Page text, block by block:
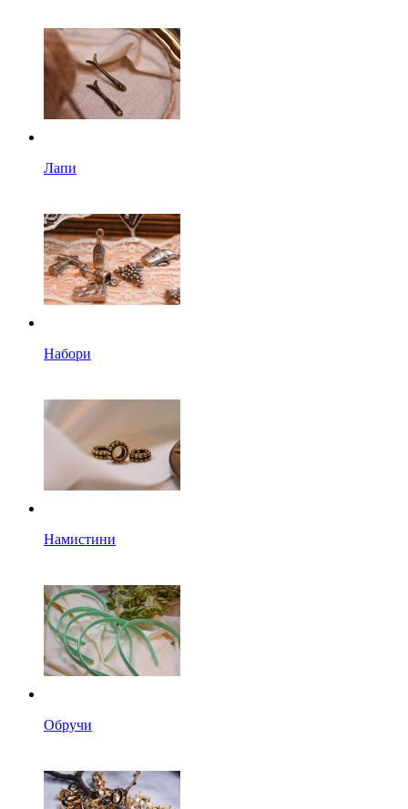
Лапи
Набори
Намистини
Обручи